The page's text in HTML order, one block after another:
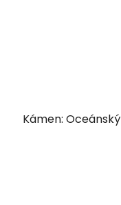
Kámen: